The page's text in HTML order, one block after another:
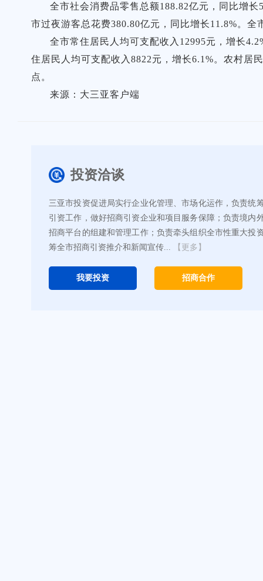
全市社会消费品零售总额188.82亿元，同比增
市过夜游客总花费380.80亿元，同比增长11.8%。
全市常住居民人均可支配收入12995元，增长
住居民人均可支配收入8822元，增长6.1%。农村居
点。
来源：大三亚客户端
投资洽谈
三亚市投资促进局实行企业化管理、市场化运作，负责统
引资工作，做好招商引资企业和项目服务保障；负责境内
招商平台的组建和管理工作；负责牵头组织全市性重大投
筹全市招商引资推介和新闻宣传...
【更多】
我要投资 招商合作